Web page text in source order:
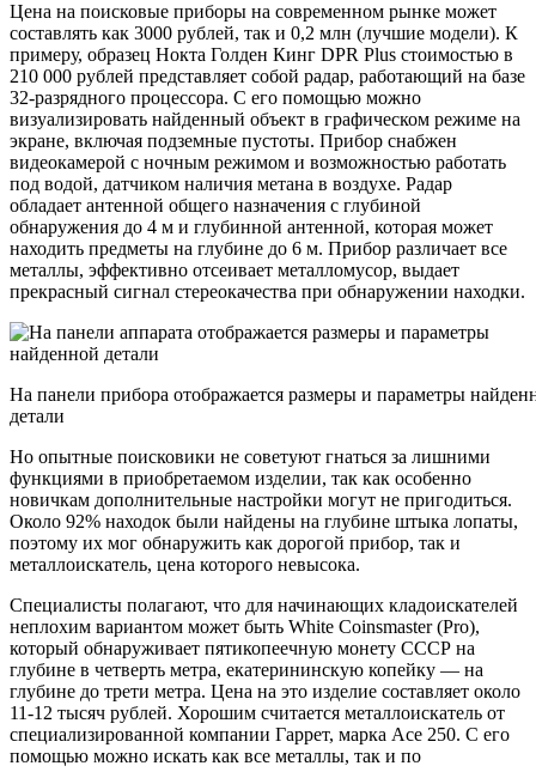
Цена на поисковые приборы на современном рынке может
составлять как 3000 рублей, так и 0,2 млн (лучшие модели). К
примеру, образец Нокта Голден Кинг DPR Plus стоимостью в
210 000 рублей представляет собой радар, работающий на базе
32-разрядного процессора. С его помощью можно
визуализировать найденный объект в графическом режиме на
экране, включая подземные пустоты. Прибор снабжен
видеокамерой с ночным режимом и возможностью работать
под водой, датчиком наличия метана в воздухе. Радар
обладает антенной общего назначения с глубиной
обнаружения до 4 м и глубинной антенной, которая может
находить предметы на глубине до 6 м. Прибор различает все
металлы, эффективно отсеивает металломусор, выдает
прекрасный сигнал стереокачества при обнаружении находки.
На панели прибора отображается размеры и параметры
детали
Но опытные поисковики не советуют гнаться за лишними
функциями в приобретаемом изделии, так как особенно
новичкам дополнительные настройки могут не пригодиться.
Около 92% находок были найдены на глубине штыка лопаты,
поэтому их мог обнаружить как дорогой прибор, так и
металлоискатель, цена которого невысока.
Специалисты полагают, что для начинающих кладоискателей
неплохим вариантом может быть White Coinsmaster (Pro),
который обнаруживает пятикопеечную монету СССР на
глубине в четверть метра, екатерининскую копейку — на
глубине до трети метра. Цена на это изделие составляет около
11-12 тысяч рублей. Хорошим считается металлоискатель от
специализированной компании Гаррет, марка Асе 250. С его
помощью можно искать как все металлы, так и по